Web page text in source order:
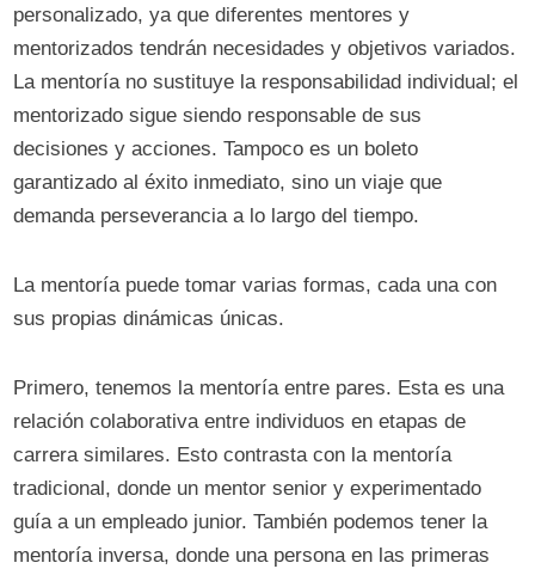
personalizado, ya que diferentes mentores y
mentorizados tendrán necesidades y objetivos variados.
La mentoría no sustituye la responsabilidad individual; el
mentorizado sigue siendo responsable de sus
decisiones y acciones. Tampoco es un boleto
garantizado al éxito inmediato, sino un viaje que
demanda perseverancia a lo largo del tiempo.
La mentoría puede tomar varias formas, cada una con
sus propias dinámicas únicas.
Primero, tenemos la mentoría entre pares. Esta es una
relación colaborativa entre individuos en etapas de
carrera similares. Esto contrasta con la mentoría
tradicional, donde un mentor senior y experimentado
guía a un empleado junior. También podemos tener la
mentoría inversa, donde una persona en las primeras